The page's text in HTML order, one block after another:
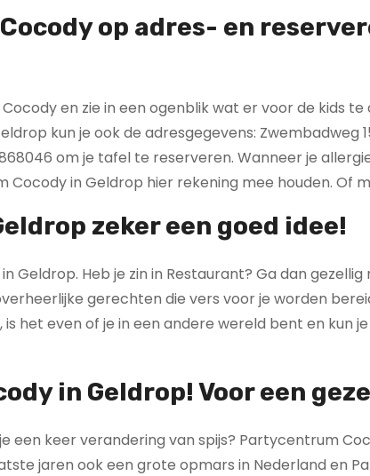
op adres- en
en zie in een ogenblik wat er voor de kids te
kun je ook de adresgegevens: Zwembadweg
om je tafel te reserveren. Wanneer je
in Geldrop hier rekening mee houden. Of
zeker een goed idee!
Geldrop. Heb je zin in Restaurant? Ga dan
gerechten die vers voor je worden
het even of je in een andere wereld bent en kun
in Geldrop! Voor een
een keer verandering van spijs? Partycentrum
jaren ook een grote opmars in Nederland en